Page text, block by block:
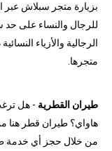
بزيارة متجر سبلاش عبر
للرجال والنساء على حد
الرجالية والأزياء
متجرها.
طيران القطرية - هل
هاواي؟ طيران قطر هنا
من خلال حجز أي خدمة